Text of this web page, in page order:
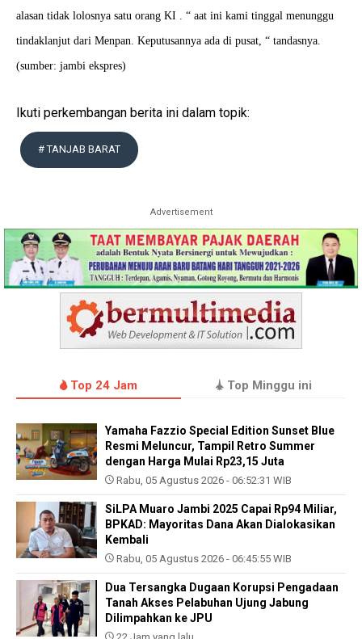
alasan tidak lolosnya satu orang KI . “ aat ini kami tinggal menunggu
tindaklanjut dari Menpan. Keputusannya ada di pusat, “ tandasnya.
(sumber: jambi ekspres)
Ikuti perkembangan berita ini dalam topik:
# TANJAB BARAT
Advertisement
Top 24 Jam Top Minggu ini
Yamaha Fazzio Special Edition Sunset Blue
Resmi Meluncur, Tampil Retro Summer
dengan Harga Mulai Rp23,15 Juta
Rabu, 05 Agustus 2026 - 06:52:31 WIB
SiLPA Muaro Jambi 2025 Capai Rp94 Miliar,
BPKAD: Mayoritas Dana Akan Dialokasikan
Kembali
Rabu, 05 Agustus 2026 - 06:45:55 WIB
Dua Tersangka Dugaan Korupsi Pengadaan
Tanah Akses Pelabuhan Ujung Jabung
Dilimpahkan ke JPU